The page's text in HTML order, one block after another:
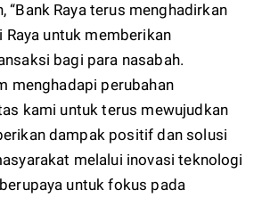
“Bank Raya terus menghadirkan
untuk memberikan
bagi para nasabah.
menghadapi perubahan
kami untuk terus mewujudkan
dampak positif dan solusi
melalui inovasi teknologi
untuk fokus pada